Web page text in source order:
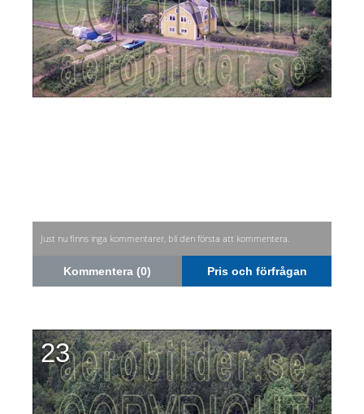
Just nu finns inga kommentarer, bli den första att kommentera.
Kommentera (0) Pris och förfrågan
23